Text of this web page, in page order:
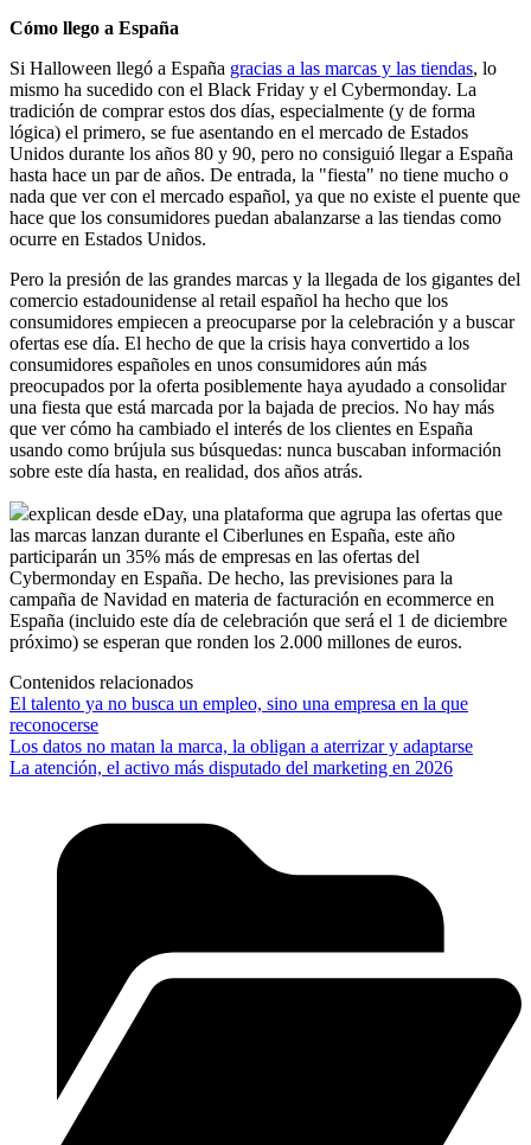
Cómo llego a España
Si Halloween llegó a España gracias a las marcas y las tiendas, lo
mismo ha sucedido con el Black Friday y el Cybermonday. La
tradición de comprar estos dos días, especialmente (y de forma
lógica) el primero, se fue asentando en el mercado de Estados
Unidos durante los años 80 y 90, pero no consiguió llegar a España
hasta hace un par de años. De entrada, la "fiesta" no tiene mucho o
nada que ver con el mercado español, ya que no existe el puente que
hace que los consumidores puedan abalanzarse a las tiendas como
ocurre en Estados Unidos.
Pero la presión de las grandes marcas y la llegada de los gigantes del
comercio estadounidense al retail español ha hecho que los
consumidores empiecen a preocuparse por la celebración y a buscar
ofertas ese día. El hecho de que la crisis haya convertido a los
consumidores españoles en unos consumidores aún más
preocupados por la oferta posiblemente haya ayudado a consolidar
una fiesta que está marcada por la bajada de precios. No hay más
que ver cómo ha cambiado el interés de los clientes en España
usando como brújula sus búsquedas: nunca buscaban información
sobre este día hasta, en realidad, dos años atrás.
explican desde eDay, una plataforma que agrupa las ofertas que
las marcas lanzan durante el Ciberlunes en España, este año
participarán un 35% más de empresas en las ofertas del
Cybermonday en España. De hecho, las previsiones para la
campaña de Navidad en materia de facturación en ecommerce en
España (incluido este día de celebración que será el 1 de diciembre
próximo) se esperan que ronden los 2.000 millones de euros.
Contenidos relacionados
El talento ya no busca un empleo, sino una empresa en la que
reconocerse
Los datos no matan la marca, la obligan a aterrizar y adaptarse
La atención, el activo más disputado del marketing en 2026